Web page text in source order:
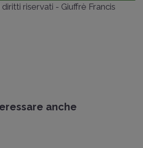
riservati - Giuffrè Francis
anche